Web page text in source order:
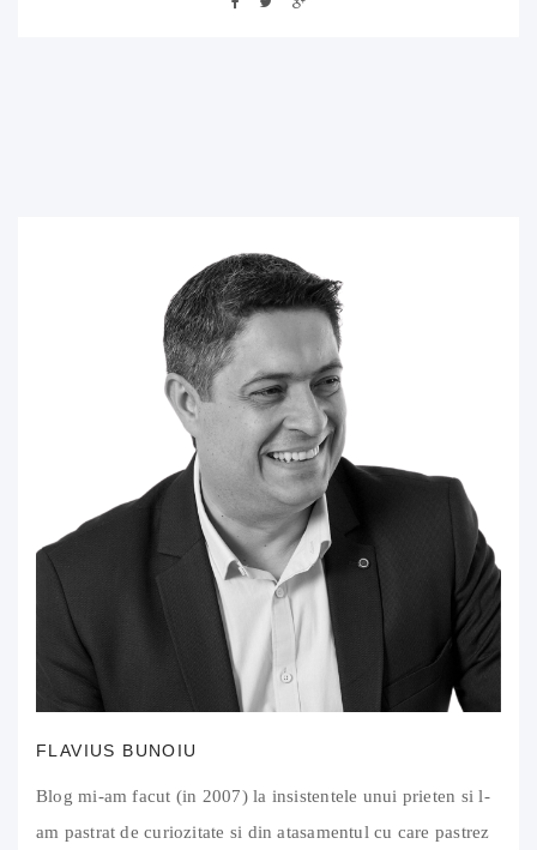
FLAVIUS BUNOIU
Blog mi-am facut (in 2007) la insistentele unui prieten si l-
am pastrat de curiozitate si din atasamentul cu care pastrez